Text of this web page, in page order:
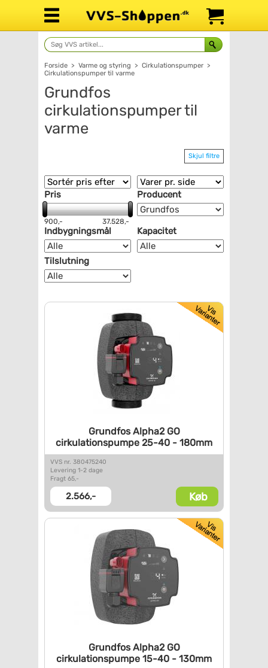
Forside > Varme og styring > Cirkulationspumper >
Cirkulationspumper til varme
Grundfos
cirkulationspumper til
varme
Skjul filtre
Pris
900,- 37.528,-
Producent
Indbygningsmål Kapacitet
Tilslutning
Grundfos Alpha2 GO
cirkulationspumpe 25-40 - 180mm
VVS nr. 380475240
Levering 1-2 dage
Fragt 65,-
2.566,- Køb
Grundfos Alpha2 GO
cirkulationspumpe 15-40 - 130mm